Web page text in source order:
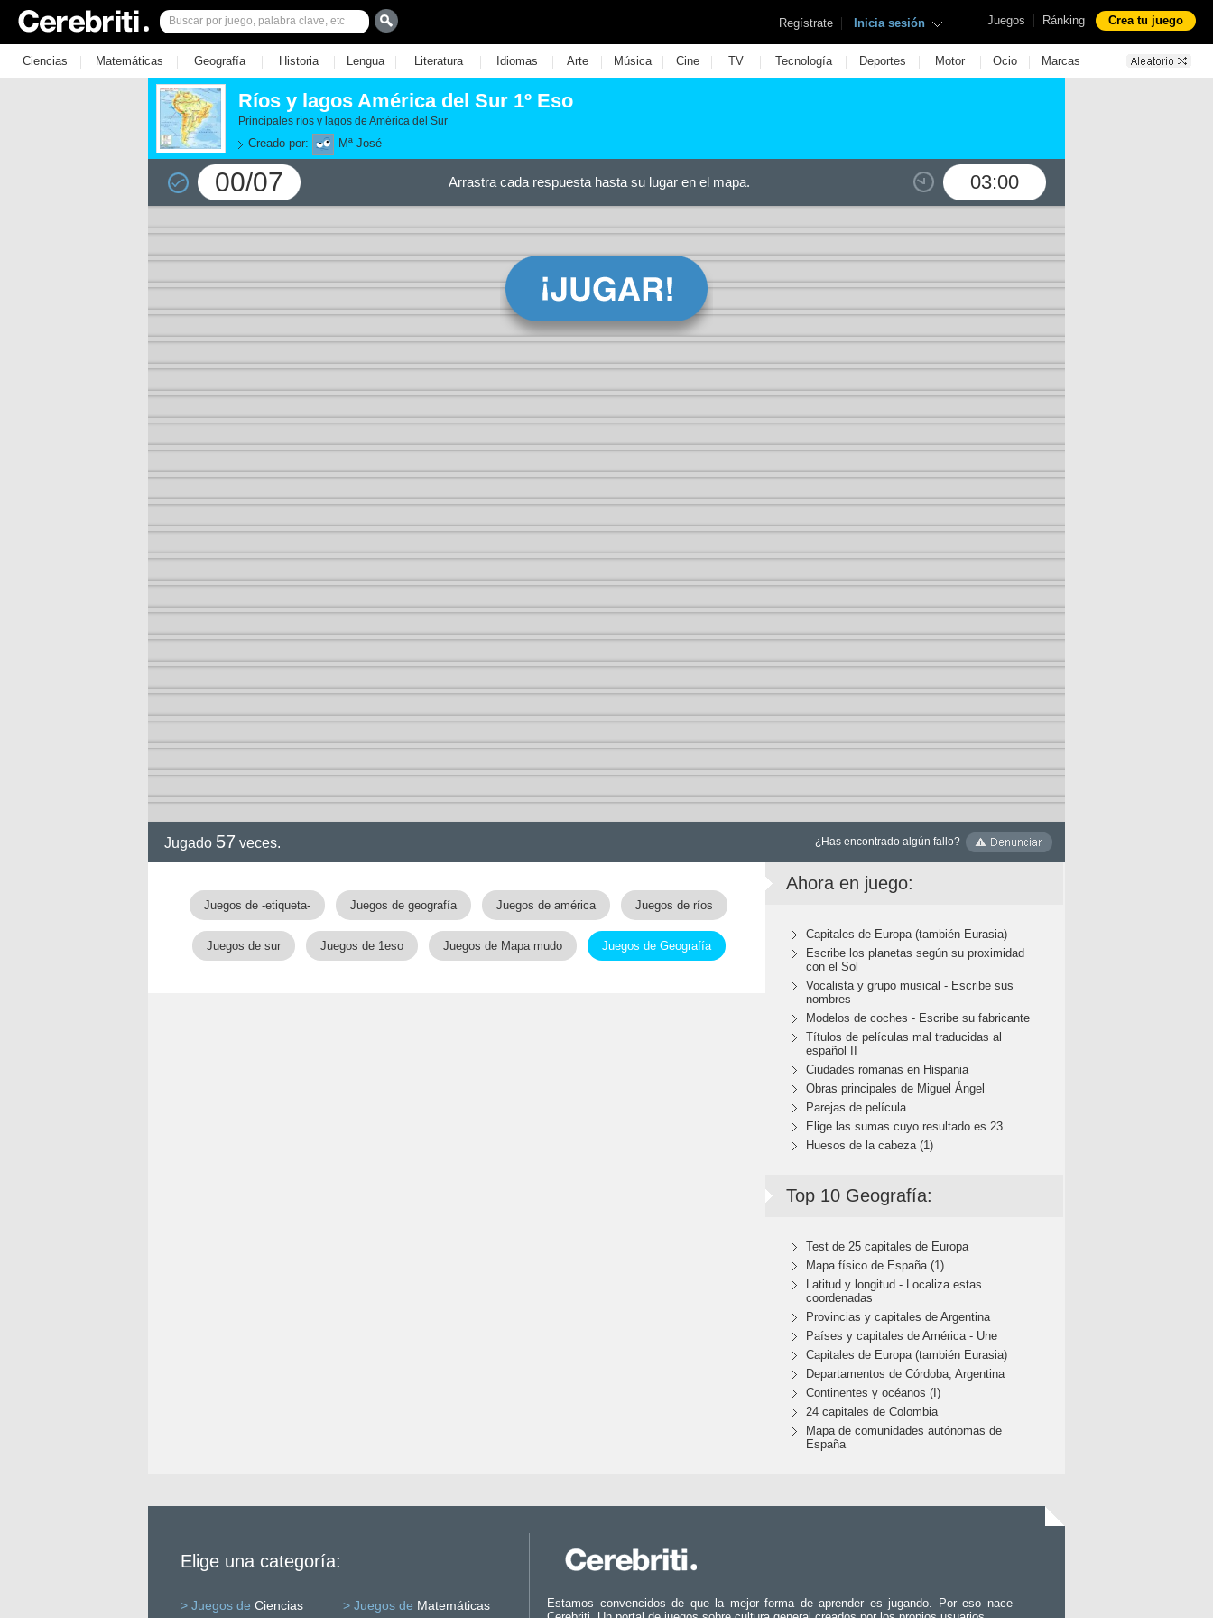
Juegos | Ránking Crea tu juego
Regístrate | Inicia sesión
Ciencias | Matemáticas | Geografía | Historia | Lengua | Literatura | Idiomas | Arte | Música | Cine | TV | Tecnología | Deportes | Motor | Ocio | Marcas
Ríos y lagos América del Sur 1º Eso
Principales ríos y lagos de América del Sur
Creado por: Mª José
00/07 03:00
Arrastra cada respuesta hasta su lugar en el mapa.
Jugado 57 veces. ¿Has encontrado algún fallo?
Juegos de -etiqueta- Juegos de geografía Juegos de américa Juegos de ríos
Juegos de sur Juegos de 1eso Juegos de Mapa mudo Juegos de Geografía
Ahora en juego:
Capitales de Europa (también Eurasia)
Escribe los planetas según su proximidad
con el Sol
Vocalista y grupo musical - Escribe sus
nombres
Modelos de coches - Escribe su fabricante
Títulos de películas mal traducidas al
español II
Ciudades romanas en Hispania
Obras principales de Miguel Ángel
Parejas de película
Elige las sumas cuyo resultado es 23
Huesos de la cabeza (1)
Top 10 Geografía:
Test de 25 capitales de Europa
Mapa físico de España (1)
Latitud y longitud - Localiza estas
coordenadas
Provincias y capitales de Argentina
Países y capitales de América - Une
Capitales de Europa (también Eurasia)
Departamentos de Córdoba, Argentina
Continentes y océanos (I)
24 capitales de Colombia
Mapa de comunidades autónomas de
España
Elige una categoría:
> Juegos de Ciencias > Juegos de Matemáticas
Estamos convencidos de que la mejor forma de aprender es jugando. Por eso nace